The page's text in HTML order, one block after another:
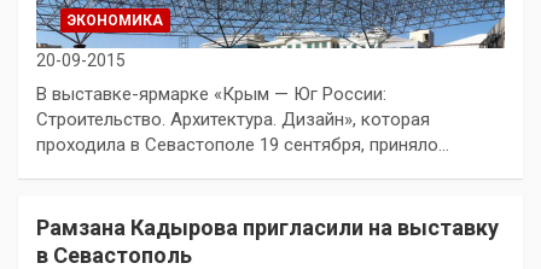
ЭКОНОМИКА
20-09-2015
В выставке-ярмарке «Крым — Юг России:
Строительство. Архитектура. Дизайн», которая
проходила в Севастополе 19 сентября, приняло…
Рамзана Кадырова пригласили на выставку
в Севастополь